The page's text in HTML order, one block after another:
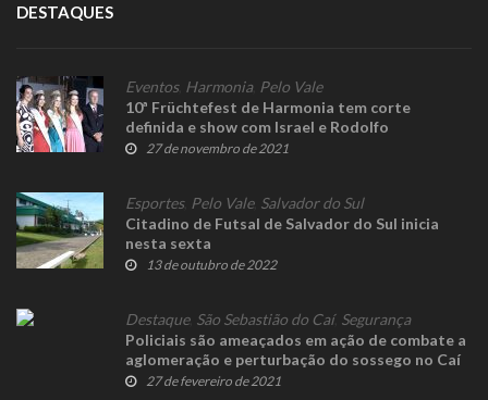
DESTAQUES
Eventos, Harmonia, Pelo Vale
10ª Früchtefest de Harmonia tem corte
definida e show com Israel e Rodolfo
27 de novembro de 2021
Esportes, Pelo Vale, Salvador do Sul
Citadino de Futsal de Salvador do Sul inicia
nesta sexta
13 de outubro de 2022
Destaque, São Sebastião do Caí, Segurança
Policiais são ameaçados em ação de combate a
aglomeração e perturbação do sossego no Caí
27 de fevereiro de 2021